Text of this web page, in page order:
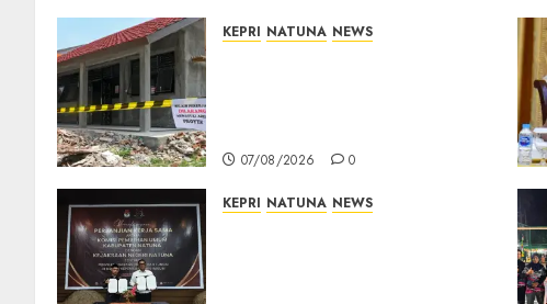
KEPRI NATUNA NEWS
07/08/2026 0
KEPRI NATUNA NEWS